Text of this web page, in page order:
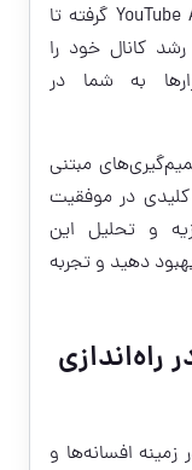
ابزارهای داخلی یوتیوب مانند YouTube Analytics گرفته تا
رشد کانال خود را
به شما در
مبتنی
در موفقیت
و تحلیل این
دهید و تجربه
افسانه‌ها و